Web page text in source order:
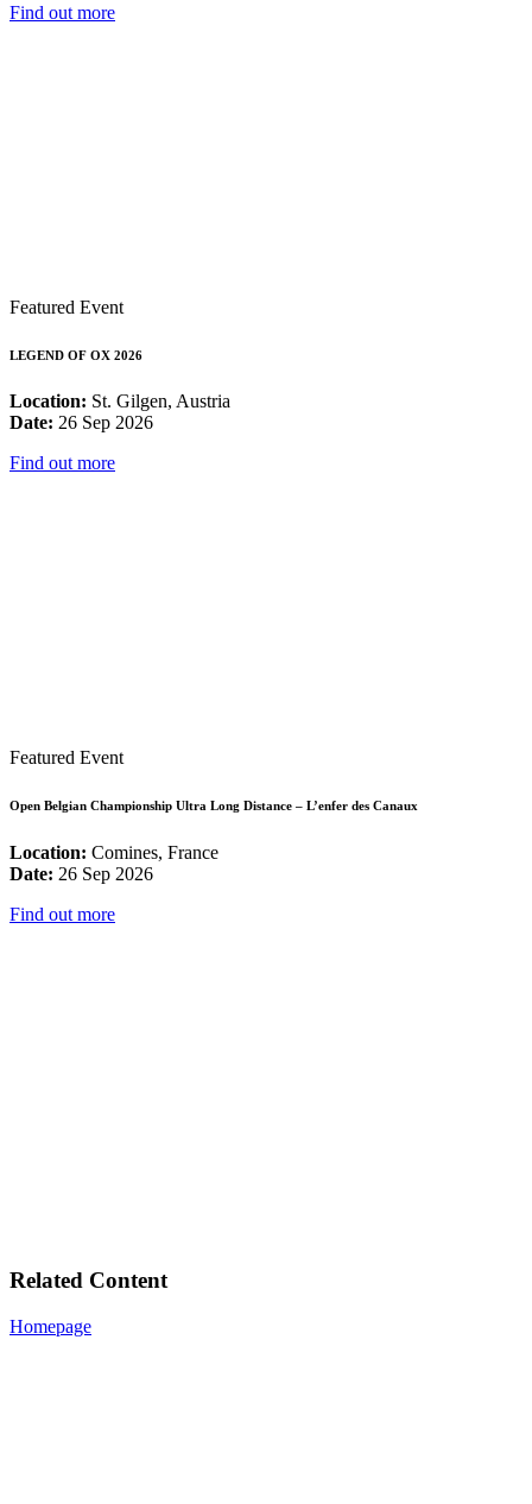
Find out more
Featured Event
LEGEND OF OX 2026
Location: St. Gilgen, Austria
Date: 26 Sep 2026
Find out more
Featured Event
Open Belgian Championship Ultra Long Distance – L’enfer des Canaux
Location: Comines, France
Date: 26 Sep 2026
Find out more
Related Content
Homepage